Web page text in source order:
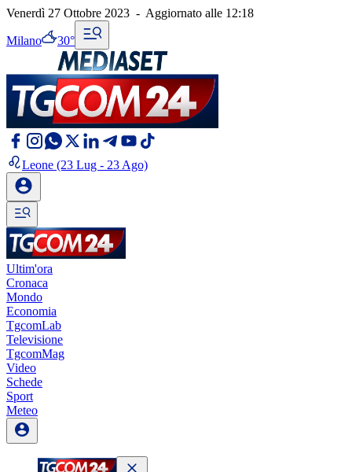
Venerdì 27 Ottobre 2023 - Aggiornato alle 12:18
Milano 30°
Leone (23 Lug - 23 Ago)
Ultim'ora
Cronaca
Mondo
Economia
TgcomLab
Televisione
TgcomMag
Video
Schede
Sport
Meteo